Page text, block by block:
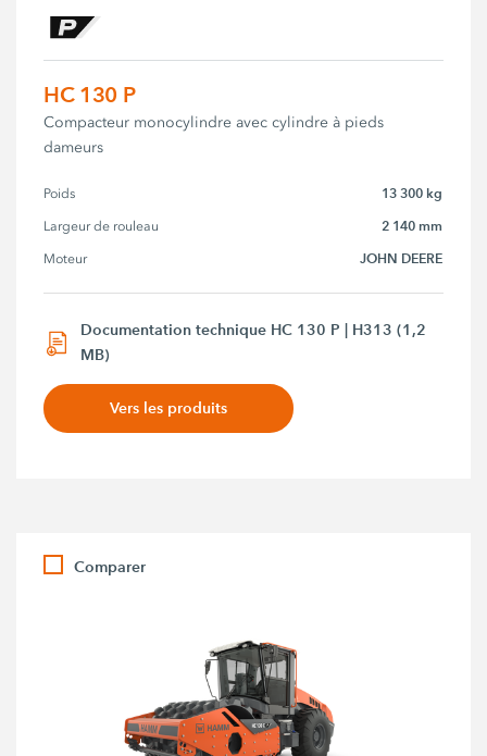
HC 130 P
Compacteur monocylindre avec cylindre à pieds
dameurs
Poids 13 300 kg
Largeur de rouleau 2 140 mm
Moteur JOHN DEERE
Documentation technique HC 130 P | H313 (1,2
MB)
Vers les produits
Comparer